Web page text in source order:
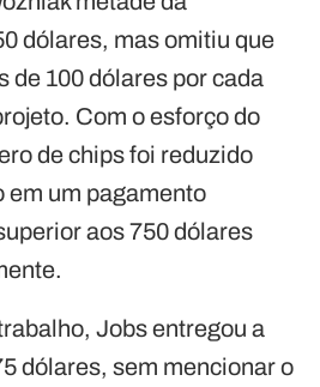
dólares, mas omitiu que
de 100 dólares por cada
Com o esforço do
de chips foi reduzido
em um pagamento
aos 750 dólares
Jobs entregou a
dólares, sem mencionar o